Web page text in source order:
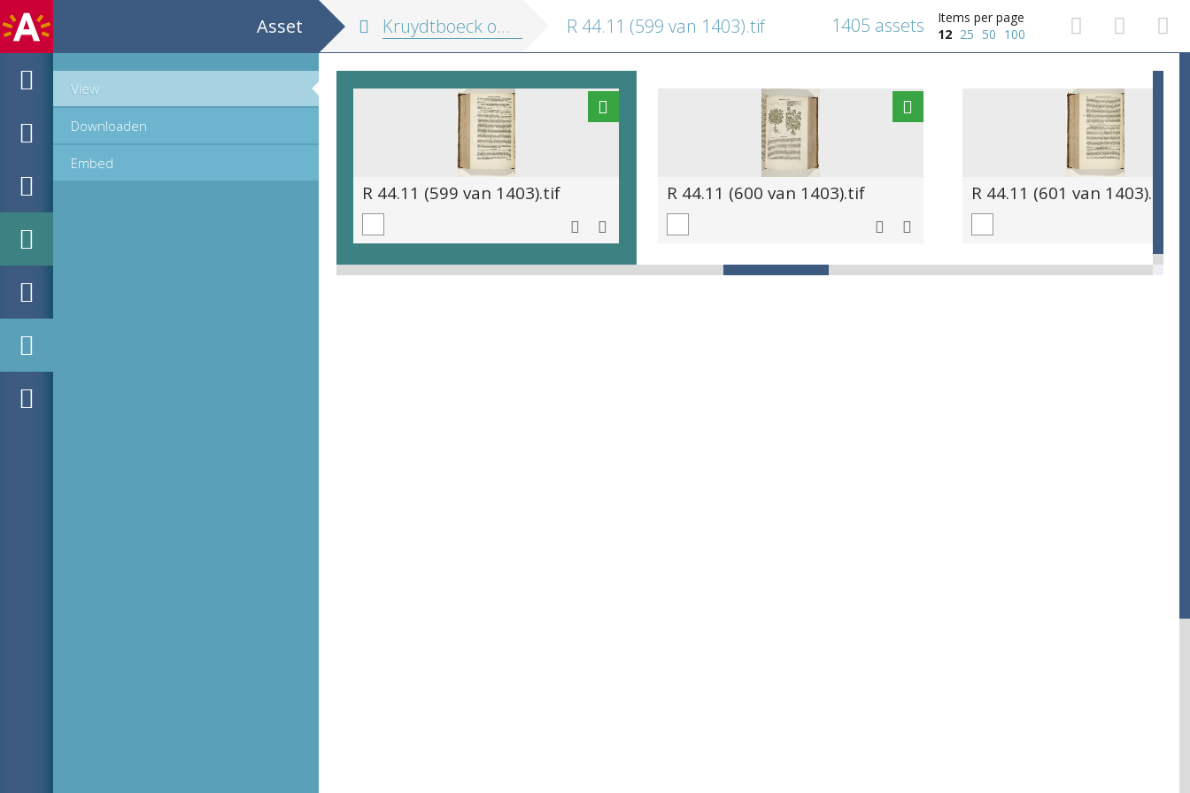
Asset
View
Downloaden
Embed
Kruydtboeck oft Beschrijvinghe van allerleye ghewassen, kruyderen, hesteren, ende gheboomten R 44.11 (599 van 1403).tif
Items per page
12 25 50 100
1405 assets
R 44.11 (599 van 1403).tif R 44.11 (600 van 1403).tif R 44.11 (601 van 1403).tif